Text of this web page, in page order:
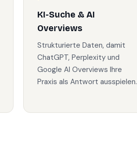
KI-Suche & AI
Overviews
Strukturierte Daten, damit
ChatGPT, Perplexity und
Google AI Overviews Ihre
Praxis als Antwort ausspielen.